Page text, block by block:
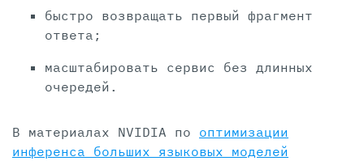
быстро возвращать первый фрагмент
ответа;
масштабировать сервис без длинных
очередей.
В материалах NVIDIA по оптимизации
инференса больших языковых моделей